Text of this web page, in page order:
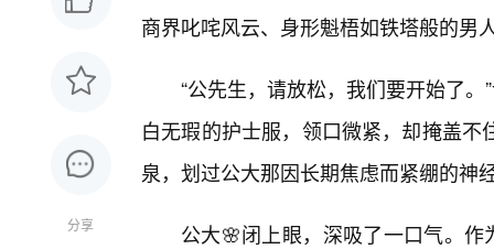
分享
商界叱咤风云、身形魁梧如铁塔般的男
“公先生，请放松，我们要开始了
白无瑕的护士服，领口微紧，却掩盖
泉，划过公大那因长期焦虑而紧绷的神
公大🌸闭上眼，深吸了一口气。作